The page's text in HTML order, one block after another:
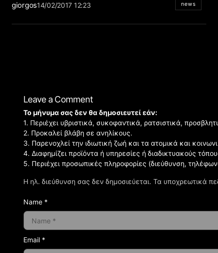
giorgos14/02/2017 12:23 news
Leave a Comment
Η ηλ. διεύθυνση σας δεν δημοσιεύεται. Τα υποχρεωτικά
Το μήνυμα σας δεν θα δημοσιευτεί εάν:
1. Περιέχει υβριστικά, συκοφαντικά, ρατσιστικά,
2. Προκαλεί βλάβη σε ανηλίκους.
3. Παρενοχλεί την ιδιωτική ζωή και τα ατομικά και
4. Διαφημίζει προϊόντα ή υπηρεσίες ή διαδικτυακούς
5. Περιέχει προσωπικές πληροφορίες (διεύθυνση,
Name *
Email *